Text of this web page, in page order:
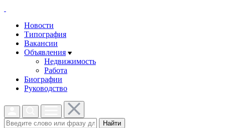
Новости
Типография
Вакансии
Объявления
Недвижимость
Работа
Биографии
Руководство
Найти